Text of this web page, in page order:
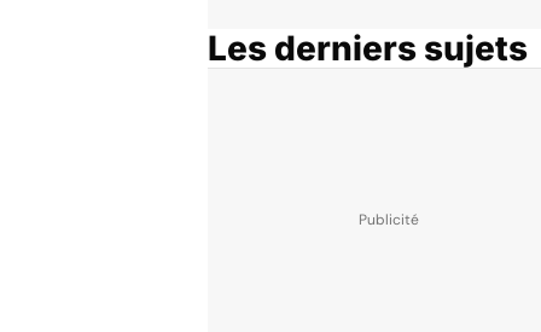
Les derniers sujets